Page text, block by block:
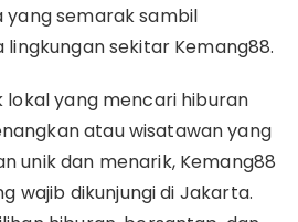
semarak sambil
sekitar Kemang88.
lokal yang mencari hiburan
atau wisatawan yang
unik dan menarik, Kemang88
wajib dikunjungi di Jakarta.